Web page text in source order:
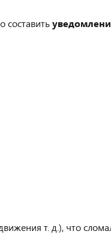
составить
т. д.), что